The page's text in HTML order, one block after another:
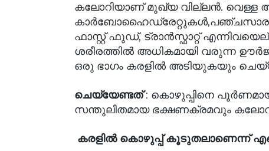
കലോറിയാണ് മുഖ്യ വില്ലൻ. വെള്ള
കാർബോഹൈഡ്രേറ്റുകൾ,പഞ്ചസാര
ഫാസ്റ്റ് ഫുഡ്, ട്രാൻസ്ഫാറ്റ്
ശരീരത്തിൽ അധികമായി വരുന്ന
ഒരു ഭാഗം കരളിൽ അടിയുകയും
ചെയ്യേണ്ടത്: കൊഴുപ്പിനെ
സന്തുലിതമായ ഭക്ഷണക്രമവും
കരളിൽ കൊഴുപ്പ് കൂടുതലാണെന്ന്